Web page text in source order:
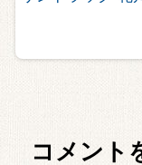
コメント